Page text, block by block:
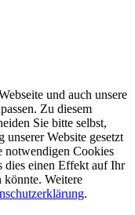
und auch unsere
Zu diesem
Sie bitte selbst,
Website gesetzt
notwendigen Cookies
dies einen Effekt auf Ihr
könnte. Weitere
.